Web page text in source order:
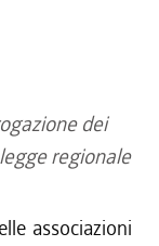
dei
regionale
associazioni